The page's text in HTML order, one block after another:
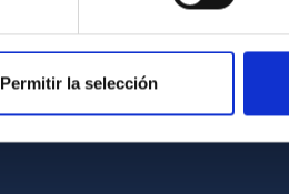
Permitir la selección
Cookies policy
Accessibility